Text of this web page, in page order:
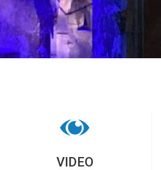
VIDEO